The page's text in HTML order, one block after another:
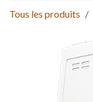
Tous les produits